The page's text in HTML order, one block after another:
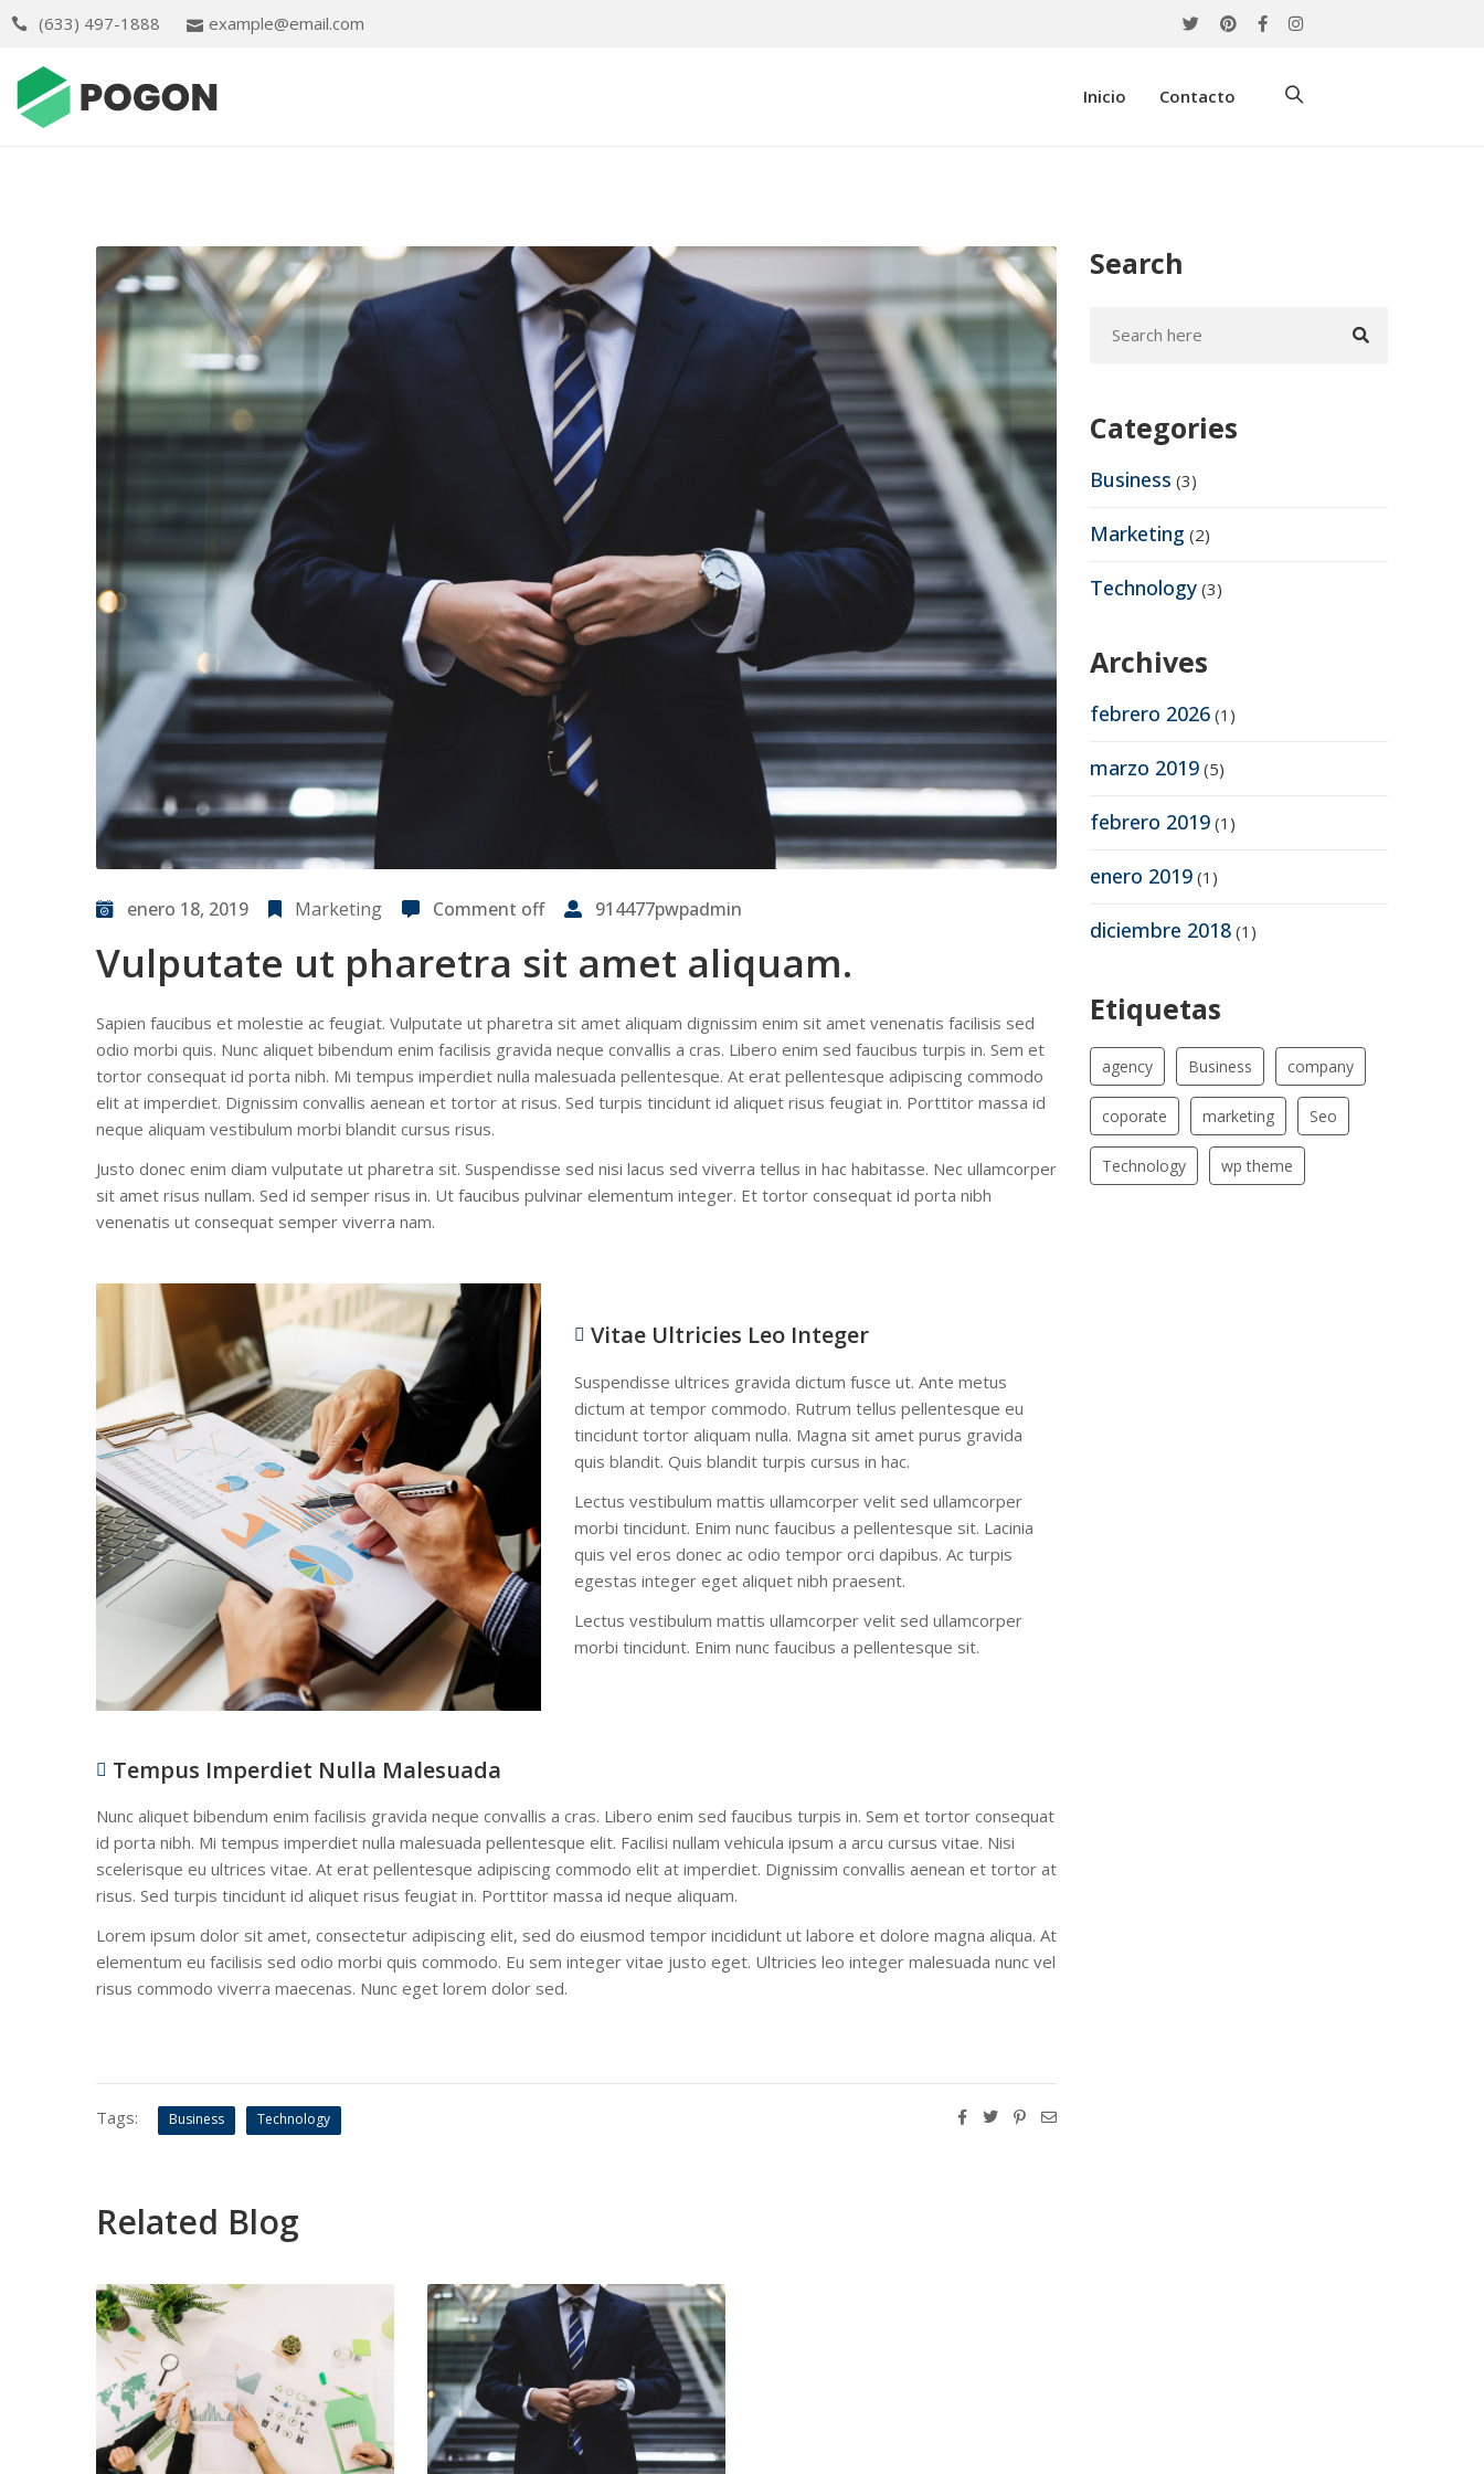
(633) 497-1888 example@email.com
Inicio Contacto
enero 18, 2019 Marketing Comment off 914477pwpadmin
Vulputate ut pharetra sit amet aliquam.
Sapien faucibus et molestie ac feugiat. Vulputate ut pharetra sit amet aliquam dignissim enim sit amet venenatis facilisis sed
odio morbi quis. Nunc aliquet bibendum enim facilisis gravida neque convallis a cras. Libero enim sed faucibus turpis in. Sem et
tortor consequat id porta nibh. Mi tempus imperdiet nulla malesuada pellentesque. At erat pellentesque adipiscing commodo
elit at imperdiet. Dignissim convallis aenean et tortor at risus. Sed turpis tincidunt id aliquet risus feugiat in. Porttitor massa id
neque aliquam vestibulum morbi blandit cursus risus.
Justo donec enim diam vulputate ut pharetra sit. Suspendisse sed nisi lacus sed viverra tellus in hac habitasse. Nec ullamcorper
sit amet risus nullam. Sed id semper risus in. Ut faucibus pulvinar elementum integer. Et tortor consequat id porta nibh
venenatis ut consequat semper viverra nam.
Vitae Ultricies Leo Integer
Suspendisse ultrices gravida dictum fusce ut. Ante metus
dictum at tempor commodo. Rutrum tellus pellentesque eu
tincidunt tortor aliquam nulla. Magna sit amet purus gravida
quis blandit. Quis blandit turpis cursus in hac.
Lectus vestibulum mattis ullamcorper velit sed ullamcorper
morbi tincidunt. Enim nunc faucibus a pellentesque sit. Lacinia
quis vel eros donec ac odio tempor orci dapibus. Ac turpis
egestas integer eget aliquet nibh praesent.
Lectus vestibulum mattis ullamcorper velit sed ullamcorper
morbi tincidunt. Enim nunc faucibus a pellentesque sit.
Tempus Imperdiet Nulla Malesuada
Nunc aliquet bibendum enim facilisis gravida neque convallis a cras. Libero enim sed faucibus turpis in. Sem et tortor consequat
id porta nibh. Mi tempus imperdiet nulla malesuada pellentesque elit. Facilisi nullam vehicula ipsum a arcu cursus vitae. Nisi
scelerisque eu ultrices vitae. At erat pellentesque adipiscing commodo elit at imperdiet. Dignissim convallis aenean et tortor at
risus. Sed turpis tincidunt id aliquet risus feugiat in. Porttitor massa id neque aliquam.
Lorem ipsum dolor sit amet, consectetur adipiscing elit, sed do eiusmod tempor incididunt ut labore et dolore magna aliqua. At
elementum eu facilisis sed odio morbi quis commodo. Eu sem integer vitae justo eget. Ultricies leo integer malesuada nunc vel
risus commodo viverra maecenas. Nunc eget lorem dolor sed.
Tags: Business Technology
Related Blog
Search
Categories
Business (3)
Marketing (2)
Technology (3)
Archives
febrero 2026 (1)
marzo 2019 (5)
febrero 2019 (1)
enero 2019 (1)
diciembre 2018 (1)
Etiquetas
agency Business company
coporate marketing Seo
Technology wp theme